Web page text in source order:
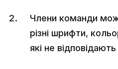
Члени команди
різні шрифти,
які не